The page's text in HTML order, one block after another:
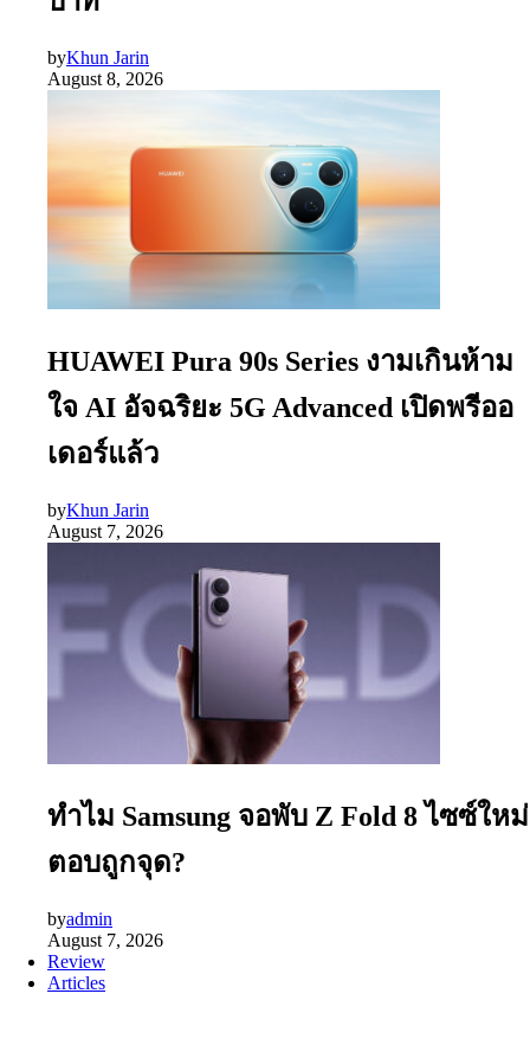
byKhun Jarin
August 8, 2026
HUAWEI Pura 90s Series งามเกินห้าม
ใจ AI อัจฉริยะ 5G Advanced เปิดพรีออ
เดอร์แล้ว
byKhun Jarin
August 7, 2026
ทำไม Samsung จอพับ Z Fold 8 ไซซ์ใหม่
ตอบถูกจุด?
byadmin
August 7, 2026
Review
Articles